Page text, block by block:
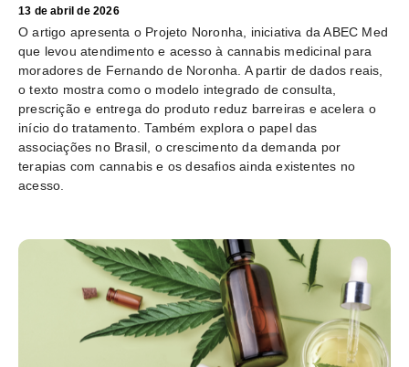
13 de abril de 2026
O artigo apresenta o Projeto Noronha, iniciativa da ABEC Med
que levou atendimento e acesso à cannabis medicinal para
moradores de Fernando de Noronha. A partir de dados reais,
o texto mostra como o modelo integrado de consulta,
prescrição e entrega do produto reduz barreiras e acelera o
início do tratamento. Também explora o papel das
associações no Brasil, o crescimento da demanda por
terapias com cannabis e os desafios ainda existentes no
acesso.